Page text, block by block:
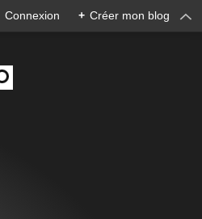
Connexion + Créer mon blog